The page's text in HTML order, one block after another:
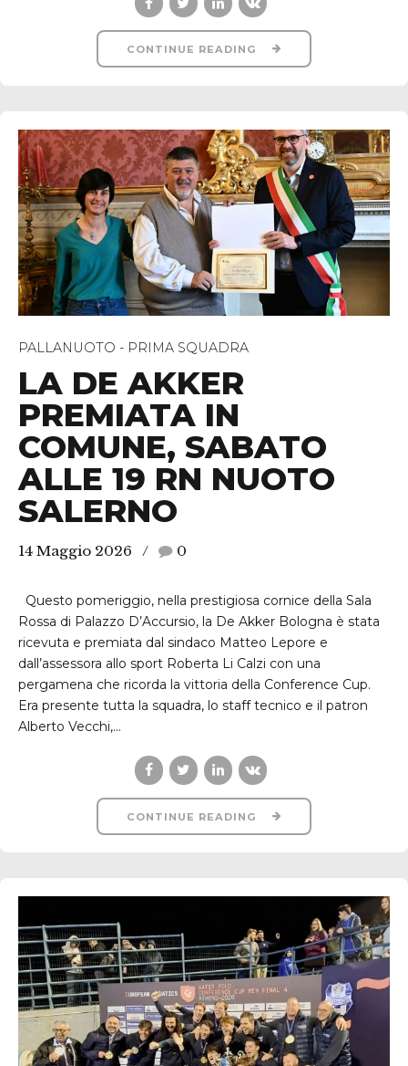
CONTINUE READING
PALLANUOTO - PRIMA SQUADRA
LA DE AKKER
PREMIATA IN
COMUNE, SABATO
ALLE 19 RN NUOTO
SALERNO
14 Maggio 2026 0
Questo pomeriggio, nella prestigiosa cornice della Sala
Rossa di Palazzo D’Accursio, la De Akker Bologna è stata
ricevuta e premiata dal sindaco Matteo Lepore e
dall’assessora allo sport Roberta Li Calzi con una
pergamena che ricorda la vittoria della Conference Cup.
Era presente tutta la squadra, lo staff tecnico e il patron
Alberto Vecchi,...
CONTINUE READING